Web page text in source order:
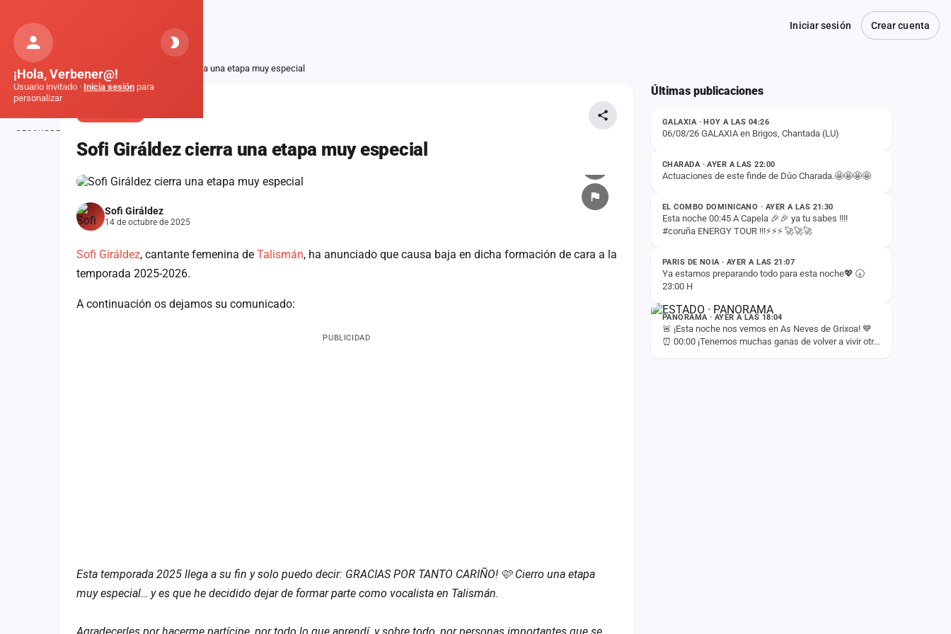
Iniciar sesión Crear cuenta
Inicio Noticias Sofi Giráldez cierra una etapa muy especial
Sofi Giráldez cierra una etapa muy especial
Sofi Giráldez
14 de octubre de 2025
Sofi Giráldez, cantante femenina de Talismán, ha anunciado que causa baja en dicha formación de cara a la
temporada 2025-2026.
A continuación os dejamos su comunicado:
PUBLICIDAD
Esta temporada 2025 llega a su fin y solo puedo decir: GRACIAS POR TANTO CARIÑO! 🩷 Cierro una etapa
muy especial… y es que he decidido dejar de formar parte como vocalista en Talismán.
Últimas publicaciones
ESTADO
GALAXIA · HOY A LAS 04:26
06/08/26 GALAXIA en Brigos, Chantada (LU)
ESTADO
CHARADA · AYER A LAS 22:00
Actuaciones de este finde de Dúo Charada.🤩🤩🤩🤩
ESTADO
EL COMBO DOMINICANO · AYER A LAS 21:30
Esta noche 00:45 A Capela 🎉🎉 ya tu sabes !!!!
#coruña ENERGY TOUR !!!⚡️⚡️⚡️ 🚀🚀🚀
ESTADO
PARIS DE NOIA · AYER A LAS 21:07
Ya estamos preparando todo para esta noche💖 🕢
23:00 H
ESTADO
PANORAMA · AYER A LAS 18:04
🚨 ¡Esta noche nos vemos en As Neves de Grixoa! 💙
⏰ 00:00 ¡Tenemos muchas ganas de volver a vivir otra
¡Hola, Verbener@!
Usuario invitado · Inicia sesión para
personalizar
DESCUBRE
Formaciones
Mapa de fiestas
Componentes